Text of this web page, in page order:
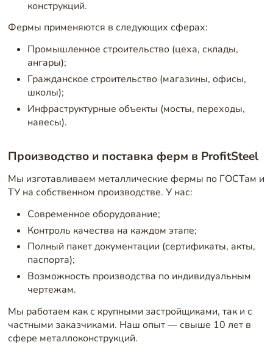
конструкций.
Фермы применяются в следующих сферах:
Промышленное строительство (цеха, склады,
ангары);
Гражданское строительство (магазины, офисы,
школы);
Инфраструктурные объекты (мосты, переходы,
навесы).
Производство и поставка ферм в ProfitSteel
Мы изготавливаем металлические фермы по ГОСТам и
ТУ на собственном производстве. У нас:
Современное оборудование;
Контроль качества на каждом этапе;
Полный пакет документации (сертификаты, акты,
паспорта);
Возможность производства по индивидуальным
чертежам.
Мы работаем как с крупными застройщиками, так и с
частными заказчиками. Наш опыт — свыше 10 лет в
сфере металлоконструкций.